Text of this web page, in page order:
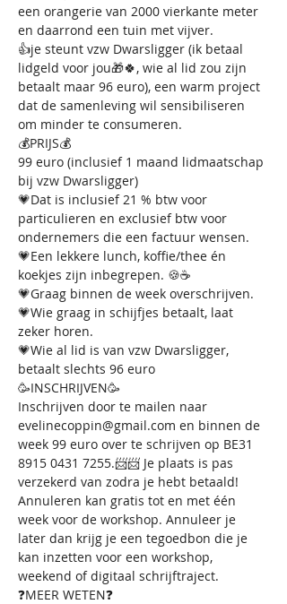
een orangerie van 2000 vierkante meter
en daarrond een tuin met vijver.
👍je steunt vzw Dwarsligger (ik betaal
lidgeld voor jou🎁🍀, wie al lid zou zijn
betaalt maar 96 euro), een warm project
dat de samenleving wil sensibiliseren
om minder te consumeren.
💰PRIJS💰
99 euro (inclusief 1 maand lidmaatschap
bij vzw Dwarsligger)
💗Dat is inclusief 21 % btw voor
particulieren en exclusief btw voor
ondernemers die een factuur wensen.
💗Een lekkere lunch, koffie/thee én
koekjes zijn inbegrepen. 🍪☕
💗Graag binnen de week overschrijven.
💗Wie graag in schijfjes betaalt, laat
zeker horen.
💗Wie al lid is van vzw Dwarsligger,
betaalt slechts 96 euro
🥳INSCHRIJVEN🥳
Inschrijven door te mailen naar
evelinecoppin@gmail.com en binnen de
week 99 euro over te schrijven op BE31
8915 0431 7255.📨📨 Je plaats is pas
verzekerd van zodra je hebt betaald!
Annuleren kan gratis tot en met één
week voor de workshop. Annuleer je
later dan krijg je een tegoedbon die je
kan inzetten voor een workshop,
weekend of digitaal schrijftraject.
❓MEER WETEN❓